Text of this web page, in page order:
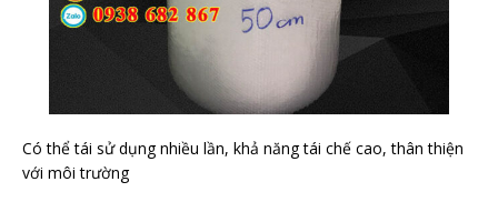
Có thể tái sử dụng nhiều lần, khả năng tái chế cao, thân thiện
với môi trường